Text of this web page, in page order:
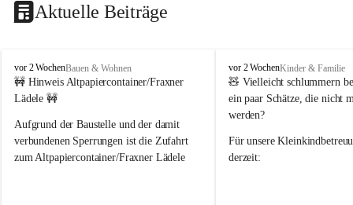
Aktuelle Beiträge
F
r
a
e
r
n
vor 2 WochenBauen & Wohnen
🚧 Hinweis Altpapiercontainer/Fraxner
Lädele 🚧
Aufgrund der Baustelle und der damit
verbundenen Sperrungen ist die Zufahrt
zum Altpapiercontainer/Fraxner Lädele
F
r
a
x
r
n
vor 2 WochenKinder & Familie
🧸 Vielleicht schlummern
ein paar Schätze, die nicht
werden?
Für unsere
derzeit: